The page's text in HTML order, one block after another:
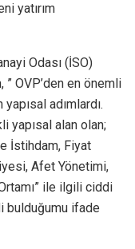
yatırım
Odası (İSO)
” OVP’den en önemli
adımlardı.
yapısal alan olan;
İstihdam, Fiyat
Afet Yönetimi,
ile ilgili ciddi
bulduğumu ifade